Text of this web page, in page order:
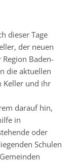
dieser Tage
der neuen
Baden-
die aktuellen
Keller und ihr
darauf hin,
in
oder
Schulen